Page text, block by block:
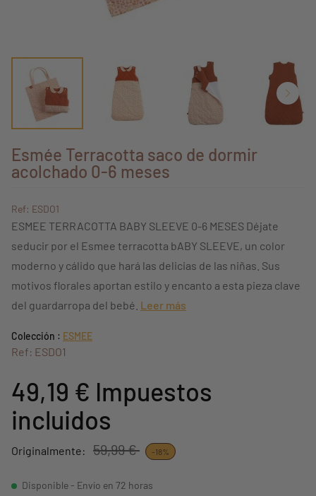
Esmée Terracotta saco de dormir
acolchado 0-6 meses
Ref: ESDO1
ESMEE TERRACOTTA BABY SLEEVE 0-6 MESES Déjate
seducir por el Esmee terracotta bABY SLEEVE, un color
moderno y cálido que hará las delicias de las niñas. Sus
motivos florales aportan estilo y encanto a esta pieza clave
del guardarropa del bebé. Leer más
Colección : ESMEE
Ref: ESDO1
49,19 € Impuestos
incluidos
Originalmente: 59,99 € -18%
Disponible - Envío en 72 horas